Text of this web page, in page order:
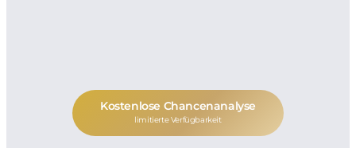
Kostenlose Chancenanalyse
limitierte Verfügbarkeit